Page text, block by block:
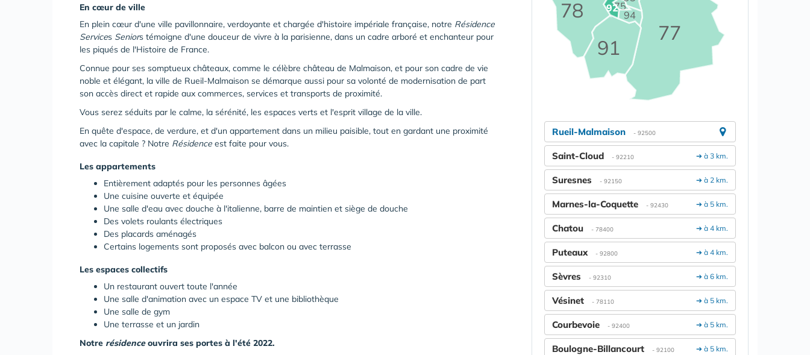
En cœur de ville
En plein cœur d'une ville pavillonnaire, verdoyante et chargée d'histoire impériale française, notre Résidence
Services Seniors témoigne d'une douceur de vivre à la parisienne, dans un cadre arboré et enchanteur pour
les piqués de l'Histoire de France.
Connue pour ses somptueux châteaux, comme le célèbre château de Malmaison, et pour son cadre de vie
noble et élégant, la ville de Rueil-Malmaison se démarque aussi pour sa volonté de modernisation de part
son accès direct et rapide aux commerces, services et transports de proximité.
Vous serez séduits par le calme, la sérénité, les espaces verts et l'esprit village de la ville.
En quête d'espace, de verdure, et d'un appartement dans un milieu paisible, tout en gardant une proximité
avec la capitale ? Notre Résidence est faite pour vous.
Les appartements
Entièrement adaptés pour les personnes âgées
Une cuisine ouverte et équipée
Une salle d'eau avec douche à l'italienne, barre de maintien et siège de douche
Des volets roulants électriques
Des placards aménagés
Certains logements sont proposés avec balcon ou avec terrasse
Les espaces collectifs
Un restaurant ouvert toute l'année
Une salle d'animation avec un espace TV et une bibliothèque
Une salle de gym
Une terrasse et un jardin
Notre résidenceouvrira ses portes à l'été 2022.
75
77
78
91
92
94
Rueil-Malmaison - 92500
➔ à 3 km.
Saint-Cloud - 92210
➔ à 2 km.
Suresnes - 92150
➔ à 5 km.
Marnes-la-Coquette - 92430
➔ à 4 km.
Chatou - 78400
➔ à 4 km.
Puteaux - 92800
➔ à 6 km.
Sèvres - 92310
➔ à 5 km.
Vésinet - 78110
➔ à 5 km.
Courbevoie - 92400
➔ à 5 km.
Boulogne-Billancourt - 92100